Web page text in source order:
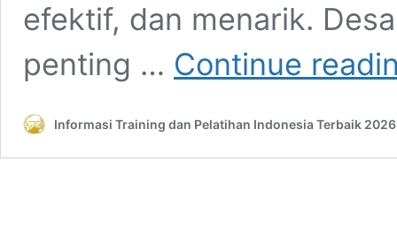
efektif, dan menarik.
penting … Continue
Informasi Training dan Pelatihan Indonesia Terbaik 2026